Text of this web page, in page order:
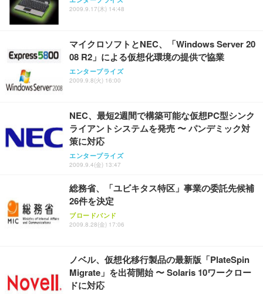
2009.9.17(木) 14:48
マイクロソフトとNEC、「Windows Server 20
08 R2」による仮想化環境の提供で協業
エンタープライズ
2009.9.8(火) 16:00
NEC、最短2週間で構築可能な仮想PC型シンク
ライアントシステムを発売 〜 パンデミック対
策に対応
エンタープライズ
2009.9.4(金) 13:47
総務省、「ユビキタス特区」事業の委託先候補
26件を決定
ブロードバンド
2009.8.28(金) 17:06
ノベル、仮想化移行製品の最新版「PlateSpin
Migrate」を出荷開始 〜 Solaris 10ワークロー
ドに対応